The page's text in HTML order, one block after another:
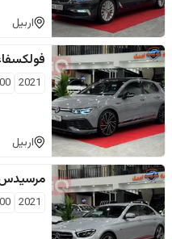
اربيل
2021
اربيل
مرسيدس
2021